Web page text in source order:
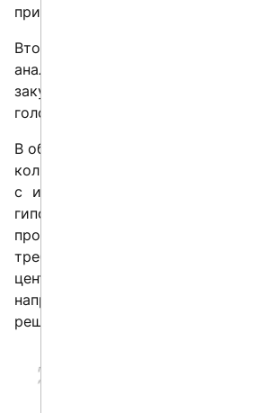
приоритетами для обеих
Вторым приоритетом
аналитики, управление
закупками, получившие
голосов.
В обсуждении с респондентами
количество пилотных
с импортозамещением. Идет
гипотез, тестирование
программного обеспечения
требований к его развитию в
центров компетенций.
направления, в которых есть
решения от отечественных